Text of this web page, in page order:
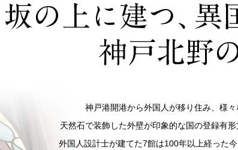
神戸港開港から外国人が移り住み、様々
天然石で装飾した外壁が印象的な国の登録有
外国人設計士が建てた7館は100年以上経った